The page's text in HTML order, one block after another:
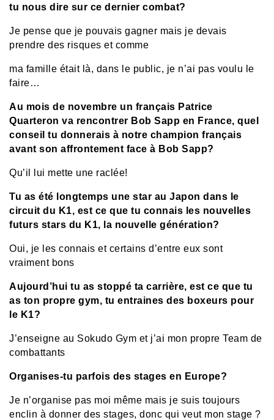
tu nous dire sur ce dernier combat?
Je pense que je pouvais gagner mais je devais
prendre des risques et comme
ma famille était là, dans le public, je n’ai pas voulu le
faire…
Au mois de novembre un français Patrice
Quarteron va rencontrer Bob Sapp en France, quel
conseil tu donnerais à notre champion français
avant son affrontement face à Bob Sapp?
Qu’il lui mette une raclée!
Tu as été longtemps une star au Japon dans le
circuit du K1, est ce que tu connais les nouvelles
futurs stars du K1, la nouvelle génération?
Oui, je les connais et certains d’entre eux sont
vraiment bons
Aujourd’hui tu as stoppé ta carrière, est ce que tu
as ton propre gym, tu entraines des boxeurs pour
le K1?
J’enseigne au Sokudo Gym et j’ai mon propre Team de
combattants
Organises-tu parfois des stages en Europe?
Je n’organise pas moi même mais je suis toujours
enclin à donner des stages, donc qui veut mon stage ?